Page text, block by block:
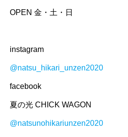
OPEN 金・土・日
instagram
@natsu_hikari_unzen2020
facebook
夏の光 CHICK WAGON
@natsunohikariunzen2020